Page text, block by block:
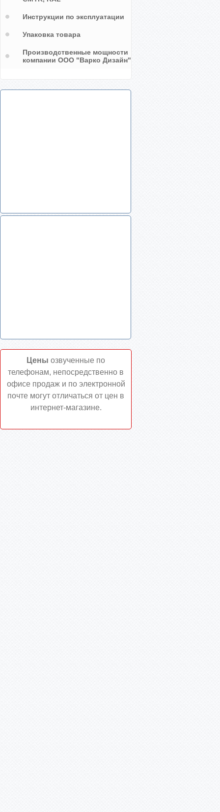
Инструкции по эксплуатации
Упаковка товара
Производственные мощности
компании ООО "Варко Дизайн"
Цены озвученные по
телефонам, непосредственно в
офисе продаж и по электронной
почте могут отличаться от цен в
интернет-магазине.